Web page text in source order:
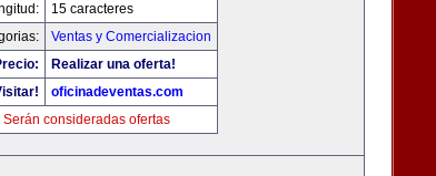
15 caracteres
Ventas y Comercializacion
Realizar una oferta!
oficinadeventas.com
Serán consideradas ofertas